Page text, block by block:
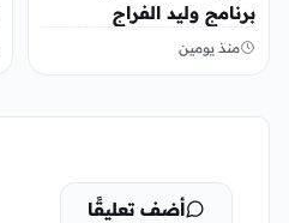
برنامج وليد الفراج
منذ يومين
أضف تعليقًا